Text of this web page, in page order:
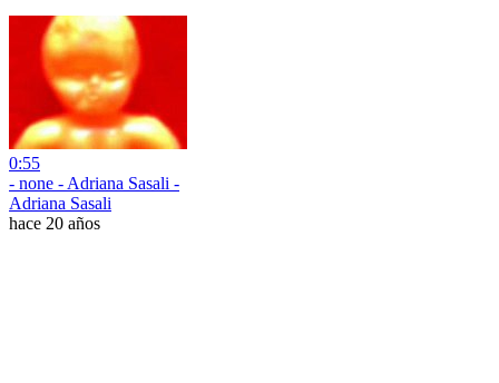
0:55
- none - Adriana Sasali -
Adriana Sasali
hace 20 años